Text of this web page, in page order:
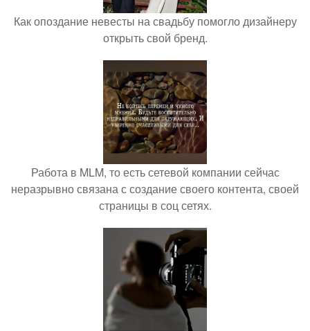
Как опоздание невесты на свадьбу помогло дизайнеру
открыть свой бренд.
Работа в MLM, то есть сетевой компании сейчас
неразрывно связана с создание своего контента, своей
страницы в соц сетях.